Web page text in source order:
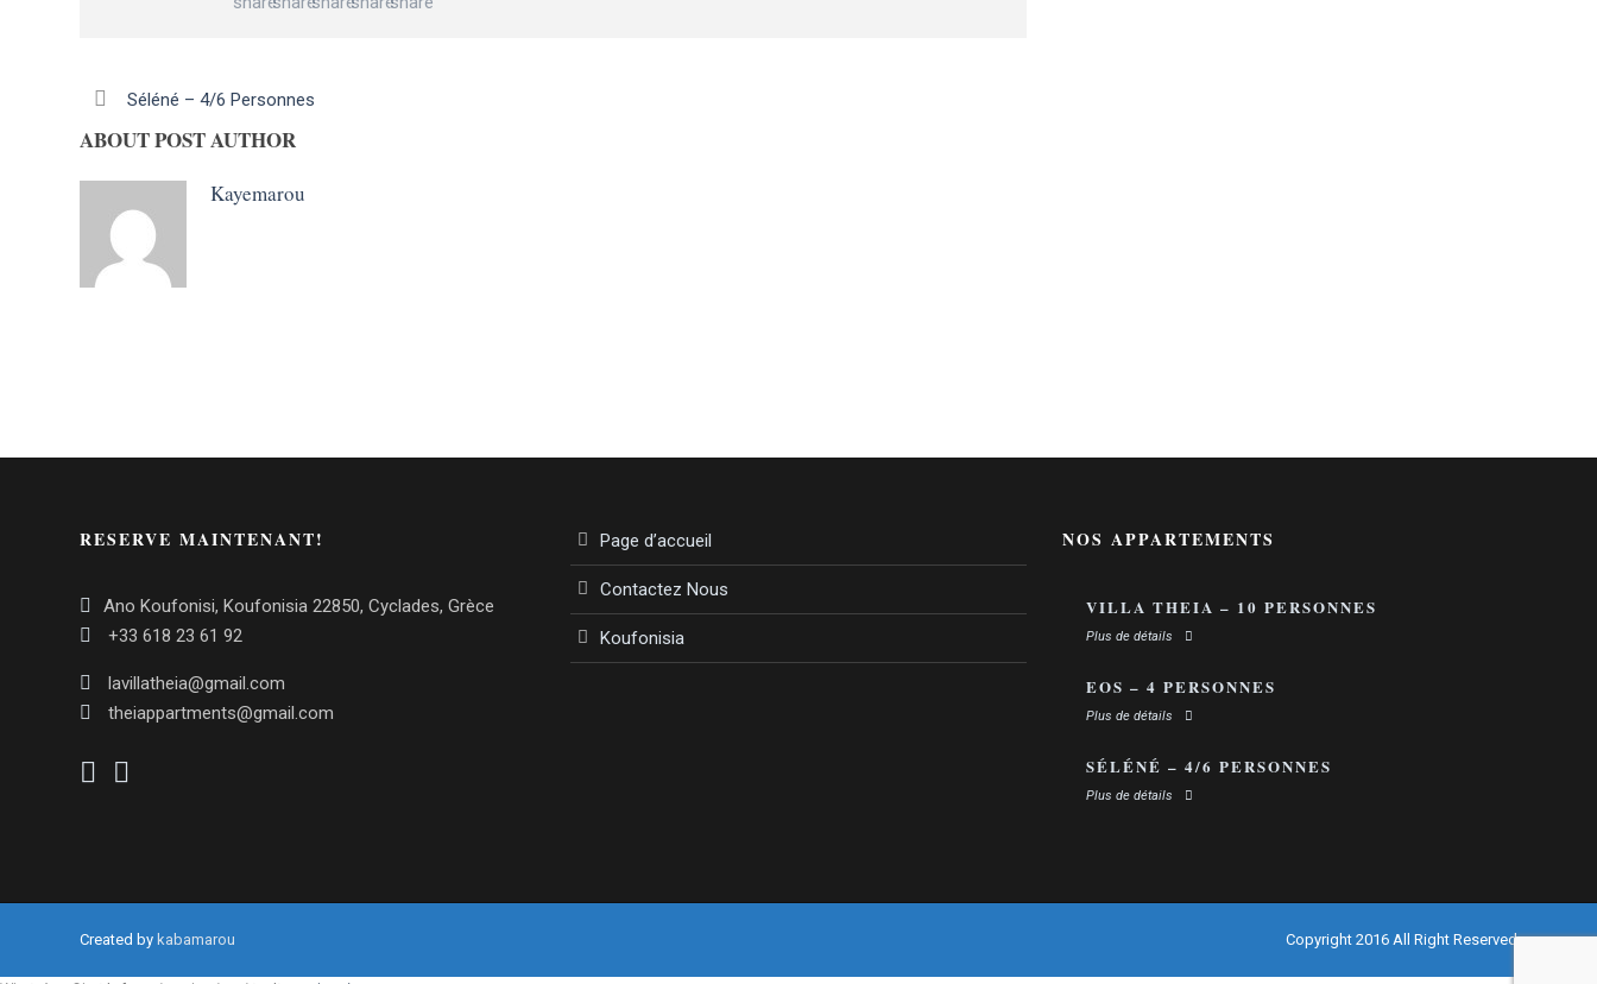
Séléné – 4/6 Personnes
ABOUT POST AUTHOR
Kayemarou
RESERVE MAINTENANT!
Ano Koufonisi, Koufonisia 22850, Cyclades, Grèce
+33 618 23 61 92
lavillatheia@gmail.com
theiappartments@gmail.com
Page d’accueil
Contactez Nous
Koufonisia
NOS APPARTEMENTS
VILLA THEIA – 10 PERSONNES
Plus de détails
EOS – 4 PERSONNES
Plus de détails
SÉLÉNÉ – 4/6 PERSONNES
Plus de détails
Created by kabamarou Copyright 2016 All Right Reserved